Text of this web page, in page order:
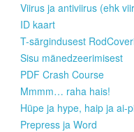
Viirus ja antiviirus (ehk
ID kaart
T-särgindusest
Sisu mänedzeerimisest
PDF Crash Course
Mmmm… raha hais!
Hüpe ja hype, haip ja ai-
Prepress ja Word